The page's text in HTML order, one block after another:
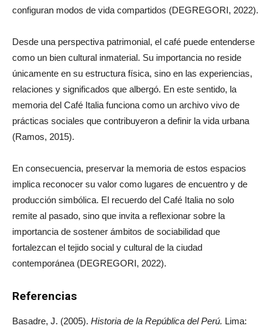
configuran modos de vida compartidos (DEGREGORI, 2022).
Desde una perspectiva patrimonial, el café puede entenderse
como un bien cultural inmaterial. Su importancia no reside
únicamente en su estructura física, sino en las experiencias,
relaciones y significados que albergó. En este sentido, la
memoria del Café Italia funciona como un archivo vivo de
prácticas sociales que contribuyeron a definir la vida urbana
(Ramos, 2015).
En consecuencia, preservar la memoria de estos espacios
implica reconocer su valor como lugares de encuentro y de
producción simbólica. El recuerdo del Café Italia no solo
remite al pasado, sino que invita a reflexionar sobre la
importancia de sostener ámbitos de sociabilidad que
fortalezcan el tejido social y cultural de la ciudad
contemporánea (DEGREGORI, 2022).
Referencias
Basadre, J. (2005). Historia de la República del Perú. Lima: